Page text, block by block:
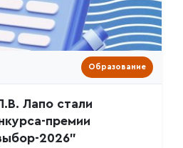
Образование
Лапо стали
премии
2026"